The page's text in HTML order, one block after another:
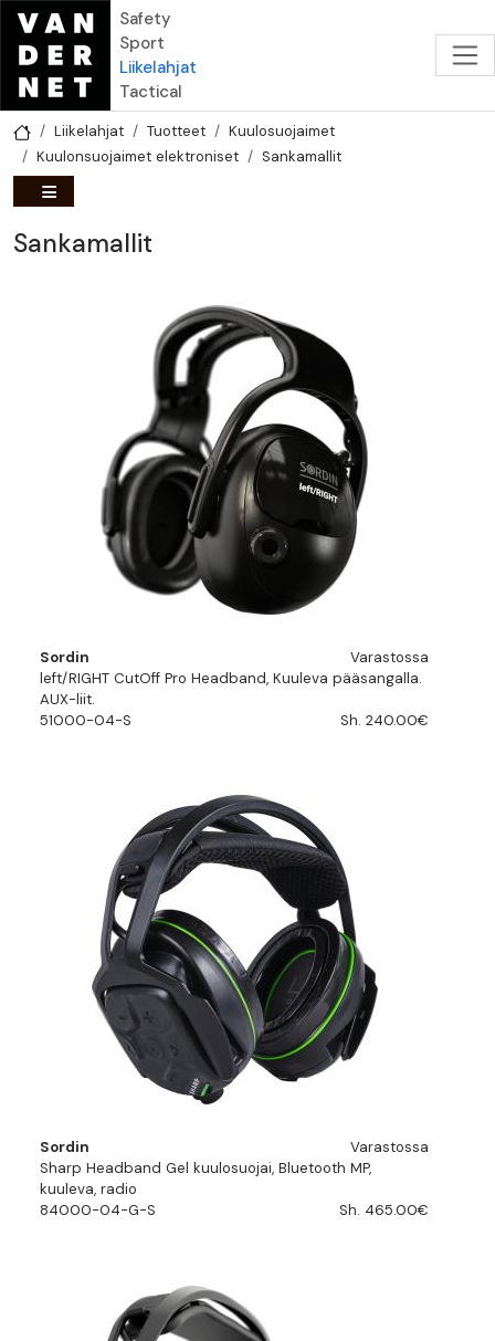
Hyppää pääsisältöön
Safety
Sport
Liikelahjat
Tactical
Liikelahjat Tuotteet
Kuulosuojaimet
Kuulonsuojaimet elektroniset
Sankamallit
Sankamallit
Sordin
Varastossa
left/RIGHT CutOff Pro Headband, Kuuleva pääsangalla.
AUX-liit.
51000-04-S
Sh. 240.00€
Sordin
Varastossa
Sharp Headband Gel kuulosuojai, Bluetooth MP,
kuuleva, radio
84000-04-G-S
Sh. 465.00€